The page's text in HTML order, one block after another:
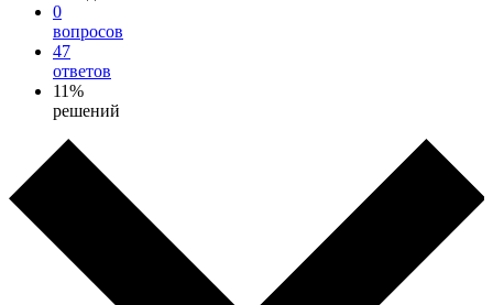
0
вопросов
47
ответов
11%
решений